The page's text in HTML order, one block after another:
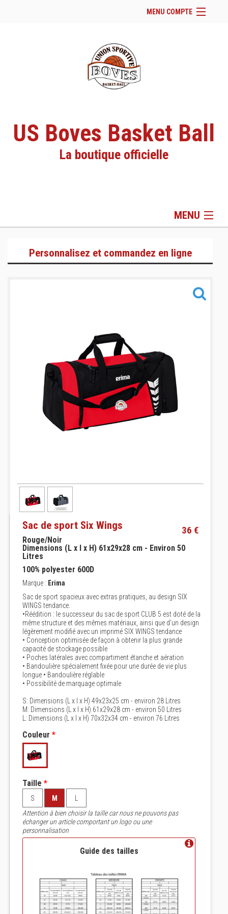
MENU COMPTE
Page Facebook du club
Facebook
Se connecter
Panier (
US Boves Basket Ball
La boutique officielle
MENU
Enfants
Personnalisez et commandez en ligne
Sac de sport Six Wings 36 €
Rouge/Noir
Dimensions (L x l x H) 61x29x28 cm - Environ 50
Litres
100% polyester 600D
Marque : Erima
Sac de sport spacieux avec extras pratiques, au design SIX
WINGS tendance.
•Réédition : le successeur du sac de sport CLUB 5 est doté de la
même structure et des mêmes matériaux, ainsi que d'un design
légèrement modifié avec un imprimé SIX WINGS tendance
• Conception optimisée de façon à obtenir la plus grande
capacité de stockage possible
• Poches latérales avec compartiment étanche et aération
• Bandoulière spécialement fixée pour une durée de vie plus
longue • Bandoulière réglable
• Possibilité de marquage optimale
S: Dimensions (L x l x H) 49x23x25 cm - environ 28 Litres
M: Dimensions (L x l x H) 61x29x28 cm - environ 50 Litres
L: Dimensions (L x l x H) 70x32x34 cm - environ 76 Litres
Couleur *
Taille *
S M
Attention à bien choisir la taille car nous ne pouvons pas
échanger un article comportant un logo ou une
personnalisation
Guide des tailles